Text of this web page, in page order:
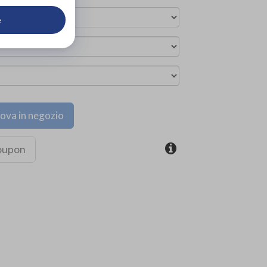
in negozio